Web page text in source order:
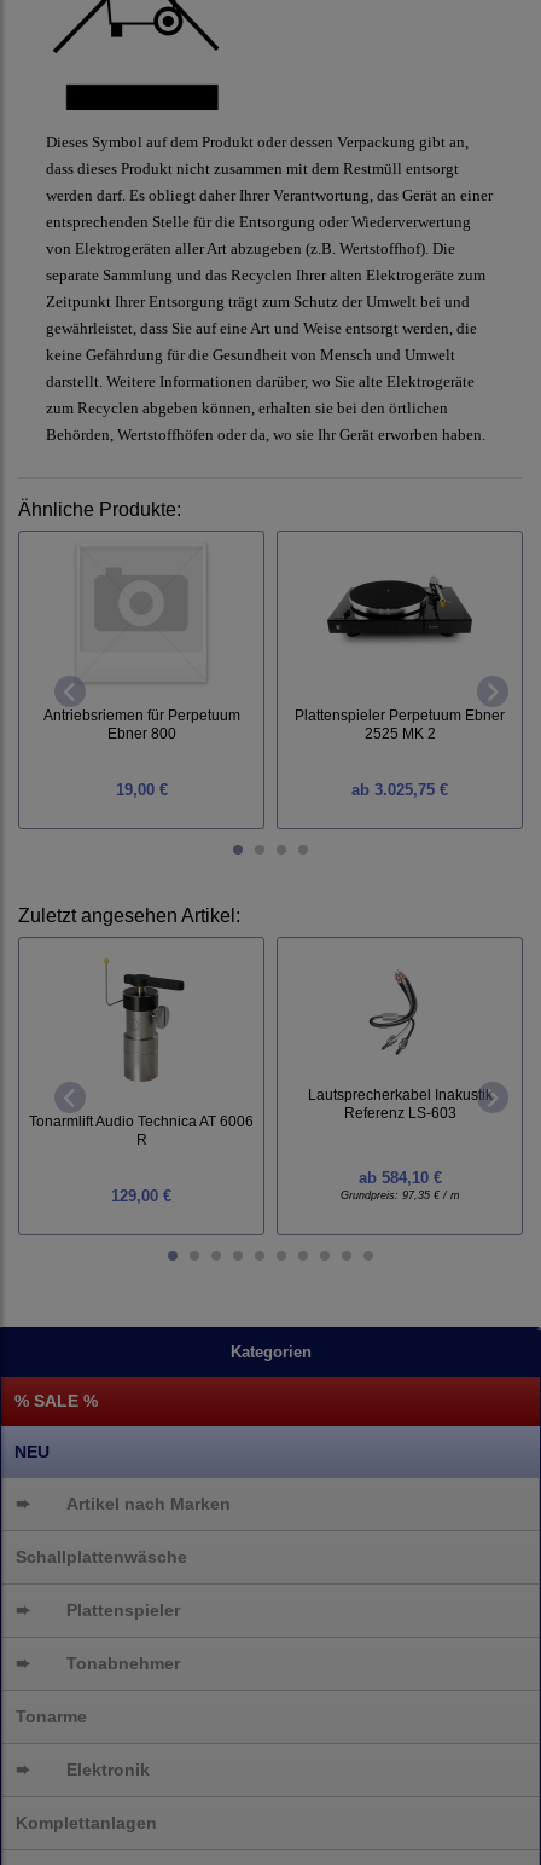
Kategorien
% SALE %
NEU
➨ Artikel nach Marken
Schallplattenwäsche
➨ Plattenspieler
➨ Tonabnehmer
Tonarme
➨ Elektronik
Komplettanlagen
Dieses Symbol auf dem Produkt oder dessen Verpackung gibt an,
dass dieses Produkt nicht zusammen mit dem Restmüll entsorgt
werden darf. Es obliegt daher Ihrer Verantwortung, das Gerät an einer
entsprechenden Stelle für die Entsorgung oder Wiederverwertung
von Elektrogeräten aller Art abzugeben (z.B. Wertstoffhof). Die
separate Sammlung und das Recyclen Ihrer alten Elektrogeräte zum
Zeitpunkt Ihrer Entsorgung trägt zum Schutz der Umwelt bei und
gewährleistet, dass Sie auf eine Art und Weise entsorgt werden, die
keine Gefährdung für die Gesundheit von Mensch und Umwelt
darstellt. Weitere Informationen darüber, wo Sie alte Elektrogeräte
zum Recyclen abgeben können, erhalten sie bei den örtlichen
Behörden, Wertstoffhöfen oder da, wo sie Ihr Gerät erworben haben.
Ähnliche Produkte:
Antriebsriemen für Perpetuum
Ebner 800
19,00 €
Plattenspieler Perpetuum Ebner
2525 MK 2
ab 3.025,75 €
Zuletzt angesehen Artikel:
Tonarmlift Audio Technica AT 6006
R
129,00 €
Lautsprecherkabel Inakustik
Referenz LS-603
ab584,10 €
Grundpreis: 97,35 € / m